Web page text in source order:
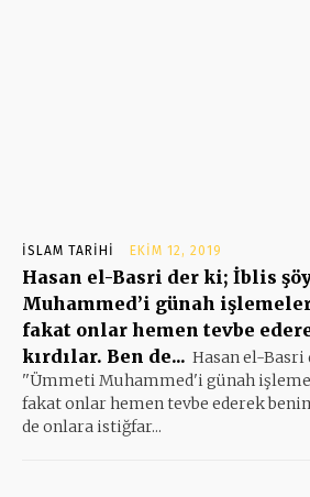
İSLAM TARIHI EKIM 12, 2019
Hasan el-Basri der ki; İblis
Muhammed’i günah
fakat onlar hemen tevbe
kırdılar. Ben de... Hasan el-Basri
''Ümmeti Muhammed'i günah
fakat onlar hemen tevbe ederek
de onlara istiğfar...